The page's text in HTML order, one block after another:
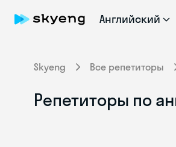
Английский
Skyeng Все репетиторы
Репетиторы по